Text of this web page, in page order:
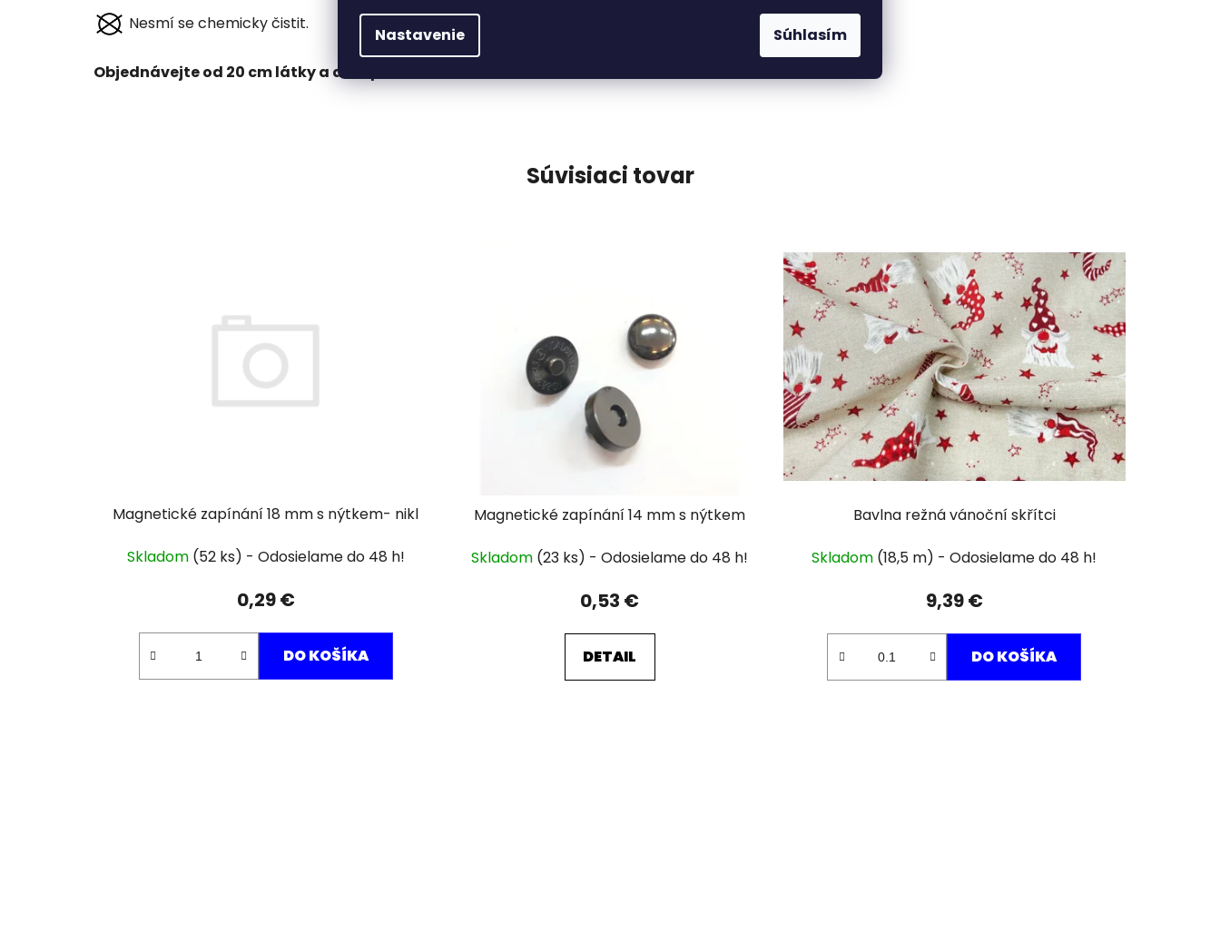
Nastavenie Súhlasím
Nesmí se chemicky čistit.
Objednávejte od 20 cm látky a dále po 10 cm dle libosti.
Súvisiaci tovar
Magnetické zapínání 18 mm s nýtkem- nikl
Skladom (52 ks)
0,29 €
DO KOŠÍKA
Magnetické zapínání 14 mm s nýtkem
Skladom (23 ks)
0,53 €
DETAIL
Bavlna režná vánoční skřítci
Skladom (18,5 m)
9,39 €
DO KOŠÍKA